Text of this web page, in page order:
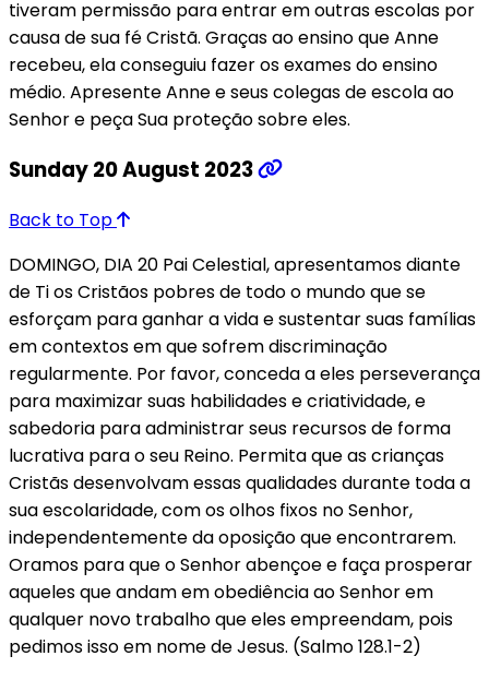
tiveram permissão para entrar em outras escolas por
causa de sua fé Cristã. Graças ao ensino que Anne
recebeu, ela conseguiu fazer os exames do ensino
médio. Apresente Anne e seus colegas de escola ao
Senhor e peça Sua proteção sobre eles.
Sunday 20 August 2023
Back to Top
DOMINGO, DIA 20 Pai Celestial, apresentamos diante
de Ti os Cristãos pobres de todo o mundo que se
esforçam para ganhar a vida e sustentar suas famílias
em contextos em que sofrem discriminação
regularmente. Por favor, conceda a eles perseverança
para maximizar suas habilidades e criatividade, e
sabedoria para administrar seus recursos de forma
lucrativa para o seu Reino. Permita que as crianças
Cristãs desenvolvam essas qualidades durante toda a
sua escolaridade, com os olhos fixos no Senhor,
independentemente da oposição que encontrarem.
Oramos para que o Senhor abençoe e faça prosperar
aqueles que andam em obediência ao Senhor em
qualquer novo trabalho que eles empreendam, pois
pedimos isso em nome de Jesus. (Salmo 128.1-2)